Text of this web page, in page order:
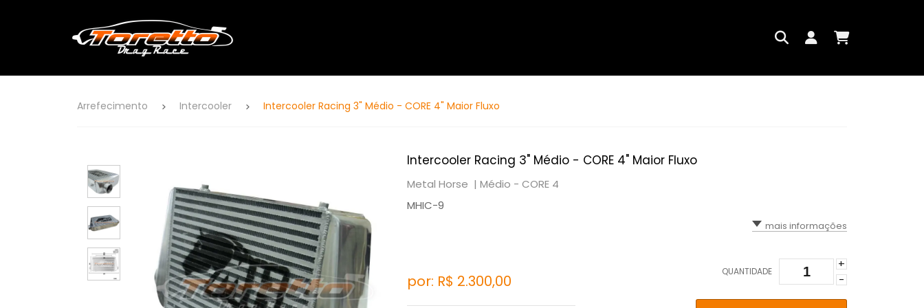
Arrefecimento Intercooler Intercooler Racing 3" Médio - CORE 4" Maior Fluxo
Intercooler Racing 3" Médio - CORE 4" Maior Fluxo
Metal Horse | Médio - CORE 4
MHIC-9
mais informações
por: R$ 2.300,00
QUANTIDADE
+
-